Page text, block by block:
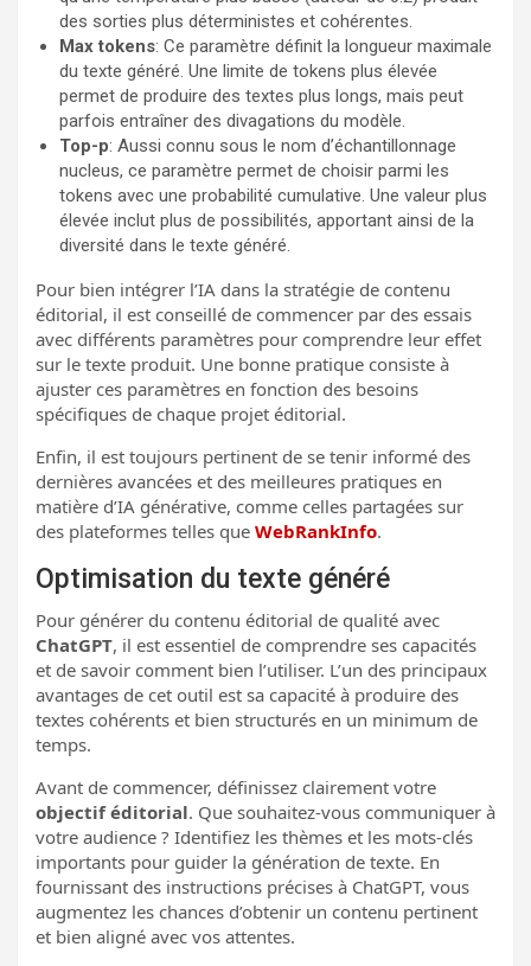
des sorties plus déterministes et cohérentes.
Max tokens: Ce paramètre définit la longueur maximale
du texte généré. Une limite de tokens plus élevée
permet de produire des textes plus longs, mais peut
parfois entraîner des divagations du modèle.
Top-p: Aussi connu sous le nom d’échantillonnage
nucleus, ce paramètre permet de choisir parmi les
tokens avec une probabilité cumulative. Une valeur plus
élevée inclut plus de possibilités, apportant ainsi de la
diversité dans le texte généré.
Pour bien intégrer l’IA dans la stratégie de contenu
éditorial, il est conseillé de commencer par des essais
avec différents paramètres pour comprendre leur effet
sur le texte produit. Une bonne pratique consiste à
ajuster ces paramètres en fonction des besoins
spécifiques de chaque projet éditorial.
Enfin, il est toujours pertinent de se tenir informé des
dernières avancées et des meilleures pratiques en
matière d’IA générative, comme celles partagées sur
des plateformes telles que WebRankInfo.
Optimisation du texte généré
Pour générer du contenu éditorial de qualité avec
ChatGPT, il est essentiel de comprendre ses capacités
et de savoir comment bien l’utiliser. L’un des principaux
avantages de cet outil est sa capacité à produire des
textes cohérents et bien structurés en un minimum de
temps.
Avant de commencer, définissez clairement votre
objectif éditorial. Que souhaitez-vous communiquer à
votre audience ? Identifiez les thèmes et les mots-clés
importants pour guider la génération de texte. En
fournissant des instructions précises à ChatGPT, vous
augmentez les chances d’obtenir un contenu pertinent
et bien aligné avec vos attentes.